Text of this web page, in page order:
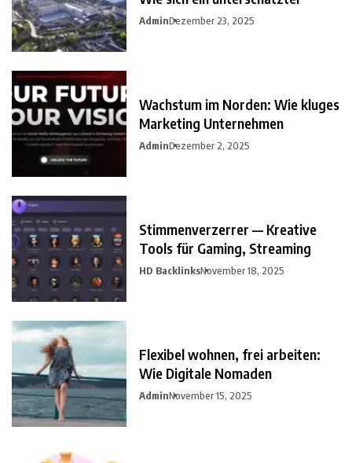
AdminDezember 23, 2025
Wachstum im Norden: Wie kluges
Marketing Unternehmen
AdminDezember 2, 2025
Stimmenverzerrer — Kreative
Tools für Gaming, Streaming
HD BacklinksNovember 18, 2025
Flexibel wohnen, frei arbeiten:
Wie Digitale Nomaden
AdminNovember 15, 2025